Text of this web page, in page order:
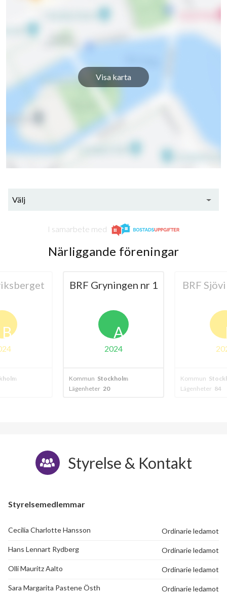
Visa karta
Välj
I samarbete med
Närliggande föreningar
nr 1
A
BRF Sjövikshöjden
B
2024
Kommun Stockholm
Lägenheter 84
BRF
Kommun
Lägenheter 60
Styrelse & Kontakt
Styrelsemedlemmar
Cecilia Charlotte Hansson Ordinarie ledamot
Hans Lennart Rydberg Ordinarie ledamot
Olli Mauritz Aalto Ordinarie ledamot
Sara Margarita Pastene Östh Ordinarie ledamot